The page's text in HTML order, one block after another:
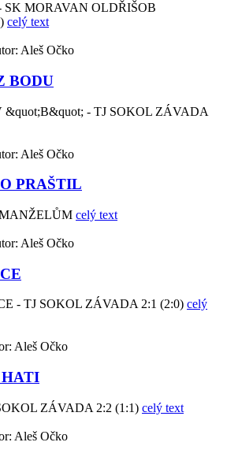
MORAVAN OLDŘIŠOB
celý text
Aleš Očko
BODU
- TJ SOKOL ZÁVADA
Aleš Očko
PRAŠTIL
celý text
Aleš Očko
- TJ SOKOL ZÁVADA 2:1 (2:0) celý
Aleš Očko
ZÁVADA 2:2 (1:1) celý text
Aleš Očko